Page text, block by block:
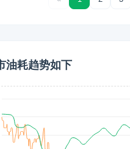
油耗趋势如下